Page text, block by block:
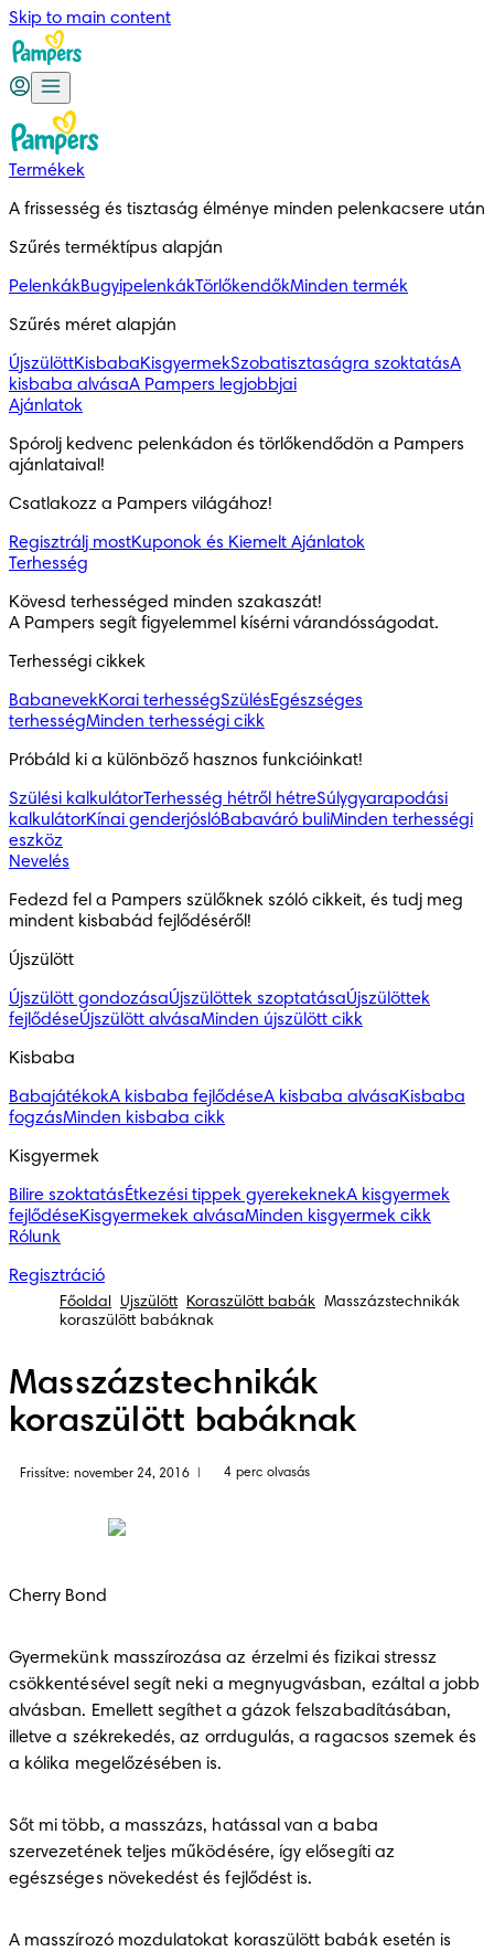
Skip to main content
Termékek
A frissesség és tisztaság élménye minden pelenkacsere után
Szűrés terméktípus alapján
PelenkákBugyipelenkákTörlőkendőkMinden termék
Szűrés méret alapján
ÚjszülöttKisbabaKisgyermekSzobatisztaságra szoktatásA
kisbaba alvásaA Pampers legjobbjai
Ajánlatok
Spórolj kedvenc pelenkádon és törlőkendődön a Pampers
ajánlataival!
Csatlakozz a Pampers világához!
Regisztrálj mostKuponok és Kiemelt Ajánlatok
Terhesség
Kövesd terhességed minden szakaszát!
A Pampers segít figyelemmel kísérni várandósságodat.
Terhességi cikkek
BabanevekKorai terhességSzülésEgészséges
terhességMinden terhességi cikk
Próbáld ki a különböző hasznos funkcióinkat!
Szülési kalkulátorTerhesség hétről hétreSúlygyarapodási
kalkulátorKínai genderjóslóBabaváró buliMinden terhességi
eszköz
Nevelés
Fedezd fel a Pampers szülőknek szóló cikkeit, és tudj meg
mindent kisbabád fejlődéséről!
Újszülött
Újszülött gondozásaÚjszülöttek szoptatásaÚjszülöttek
fejlődéseÚjszülött alvásaMinden újszülött cikk
Kisbaba
BabajátékokA kisbaba fejlődéseA kisbaba alvásaKisbaba
fogzásMinden kisbaba cikk
Kisgyermek
Bilire szoktatásÉtkezési tippek gyerekeknekA kisgyermek
fejlődéseKisgyermekek alvásaMinden kisgyermek cikk
Rólunk
Regisztráció
Főoldal Újszülött Koraszülött babák Masszázstechnikák
koraszülött babáknak
Masszázstechnikák
koraszülött babáknak
Frissítve: november 24, 2016 4 perc olvasás
Cherry Bond
Gyermekünk masszírozása az érzelmi és fizikai stressz
csökkentésével segít neki a megnyugvásban, ezáltal a jobb
alvásban. Emellett segíthet a gázok felszabadításában,
illetve a székrekedés, az orrdugulás, a ragacsos szemek és
a kólika megelőzésében is.
Sőt mi több, a masszázs, hatással van a baba
szervezetének teljes működésére, így elősegíti az
egészséges növekedést és fejlődést is.
A masszírozó mozdulatokat koraszülött babák esetén is